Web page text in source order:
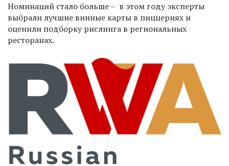
Номинаций стало больше – в этом году эксперты
выбрали лучшие винные карты в пиццериях и
оценили подборку рислинга в региональных
ресторанах.